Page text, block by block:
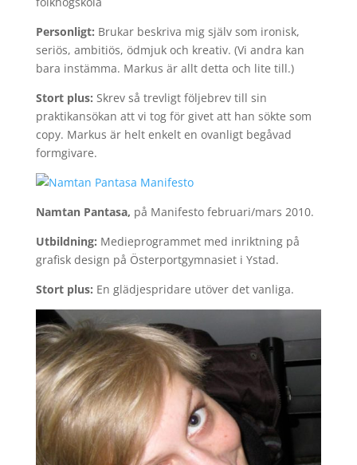
Personligt: Brukar beskriva mig själv som ironisk,
seriös, ambitiös, ödmjuk och kreativ. (Vi andra kan
bara instämma. Markus är allt detta och lite till.)
Stort plus: Skrev så trevligt följebrev till sin
praktikansökan att vi tog för givet att han sökte som
copy. Markus är helt enkelt en ovanligt begåvad
formgivare.
Namtan Pantasa, på Manifesto februari/mars 2010.
Utbildning: Medieprogrammet med inriktning på
grafisk design på Österportgymnasiet i Ystad.
Stort plus: En glädjespridare utöver det vanliga.